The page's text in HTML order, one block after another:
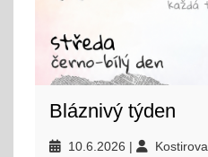
Bláznivý týden
10.6.2026 Kostirova